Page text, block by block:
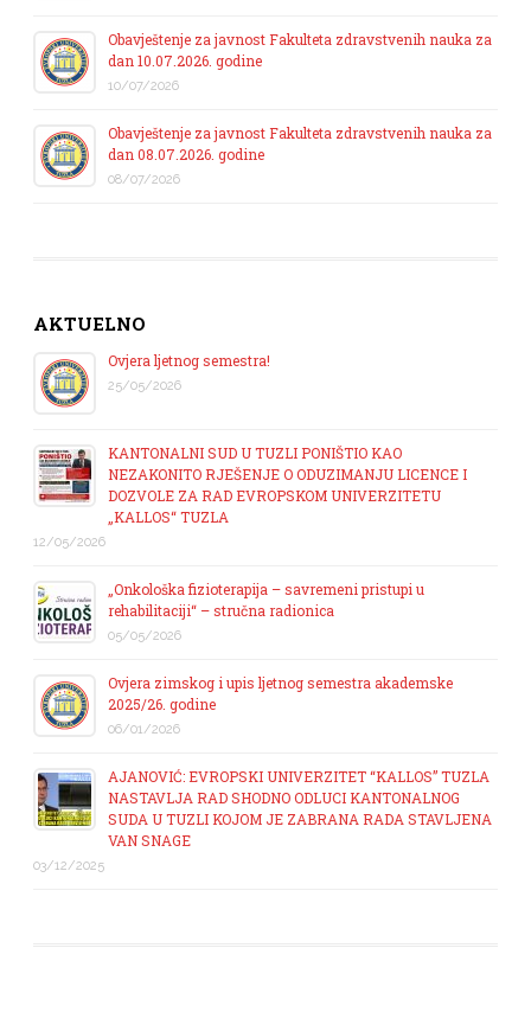
Obavještenje za javnost Fakulteta zdravstvenih nauka za
dan 10.07.2026. godine
10/07/2026
Obavještenje za javnost Fakulteta zdravstvenih nauka za
dan 08.07.2026. godine
08/07/2026
AKTUELNO
Ovjera ljetnog semestra!
25/05/2026
KANTONALNI SUD U TUZLI PONIŠTIO KAO
NEZAKONITO RJEŠENJE O ODUZIMANJU LICENCE I
DOZVOLE ZA RAD EVROPSKOM UNIVERZITETU
„KALLOS“ TUZLA
12/05/2026
„Onkološka fizioterapija – savremeni pristupi u
rehabilitaciji“ – stručna radionica
05/05/2026
Ovjera zimskog i upis ljetnog semestra akademske
2025/26. godine
06/01/2026
AJANOVIĆ: EVROPSKI UNIVERZITET “KALLOS” TUZLA
NASTAVLJA RAD SHODNO ODLUCI KANTONALNOG
SUDA U TUZLI KOJOM JE ZABRANA RADA STAVLJENA
VAN SNAGE
03/12/2025